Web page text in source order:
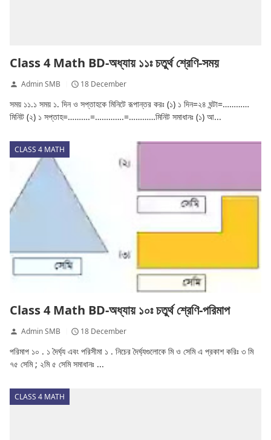
Class 4 Math BD-অধ্যায় ১১ঃ চতুর্থ শ্রেণি-সময়
Admin SMB 18 December
সময় ১১.১ সময় ১. দিন ও সপ্তাহকে মিনিটে রূপান্তর করঃ (১) ১ দিন=২৪ ঘন্টা=…………
মিনিট (২) ১ সপ্তাহ=……….=………….=…………মিনিট সমাধানঃ (১) আ...
CLASS 4 MATH
Class 4 Math BD-অধ্যায় ১০ঃ চতুর্থ শ্রেণি-পরিমাপ
Admin SMB 18 December
পরিমাপ ১০ . ১ দৈর্ঘ্য এবং পরিসীমা ১ . নিচের দৈর্ঘ্যগুলোকে মি ও সেমি এ প্রকাশ করিঃ ৩ মি
৭৫ সেমি ; ২মি ৫ সেমি সমাধানঃ ...
CLASS 4 MATH